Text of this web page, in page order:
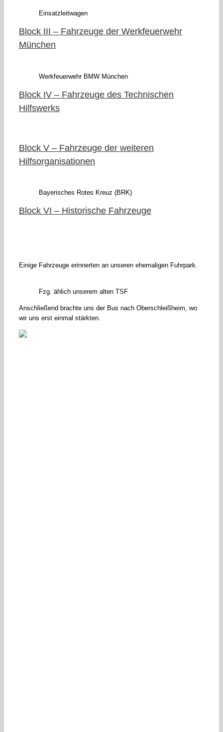
Einsatzleitwagen
Block III – Fahrzeuge der Werkfeuerwehr
München
Werkfeuerwehr BMW München
Block IV – Fahrzeuge des Technischen
Hilfswerks
Block V – Fahrzeuge der weiteren
Hilfsorganisationen
Bayerisches Rotes Kreuz (BRK)
Block VI – Historische Fahrzeuge
Einige Fahrzeuge erinnerten an unseren ehemaligen Fuhrpark.
Fzg. ählich unserem alten TSF
Anschließend brachte uns der Bus nach Oberschleißheim, wo
wir uns erst einmal stärkten.